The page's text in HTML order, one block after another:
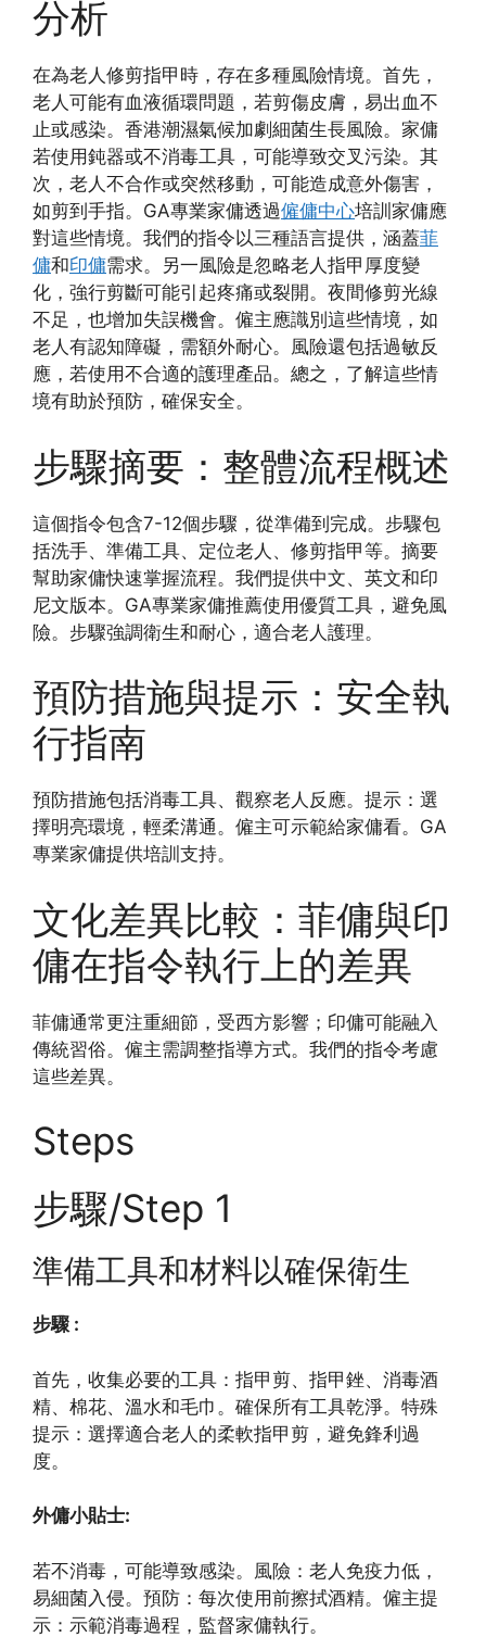
分析
在為老人修剪指甲時，存在多種風險情境。首先，
老人可能有血液循環問題，若剪傷皮膚，易出血不
止或感染。香港潮濕氣候加劇細菌生長風險。家傭
若使用鈍器或不消毒工具，可能導致交叉污染。其
次，老人不合作或突然移動，可能造成意外傷害，
如剪到手指。GA專業家傭透過僱傭中心培訓家傭應
對這些情境。我們的指令以三種語言提供，涵蓋菲
傭和印傭需求。另一風險是忽略老人指甲厚度變
化，強行剪斷可能引起疼痛或裂開。夜間修剪光線
不足，也增加失誤機會。僱主應識別這些情境，如
老人有認知障礙，需額外耐心。風險還包括過敏反
應，若使用不合適的護理產品。總之，了解這些情
境有助於預防，確保安全。
步驟摘要：整體流程概述
這個指令包含7-12個步驟，從準備到完成。步驟包
括洗手、準備工具、定位老人、修剪指甲等。摘要
幫助家傭快速掌握流程。我們提供中文、英文和印
尼文版本。GA專業家傭推薦使用優質工具，避免風
險。步驟強調衛生和耐心，適合老人護理。
預防措施與提示：安全執
行指南
預防措施包括消毒工具、觀察老人反應。提示：選
擇明亮環境，輕柔溝通。僱主可示範給家傭看。GA
專業家傭提供培訓支持。
文化差異比較：菲傭與印
傭在指令執行上的差異
菲傭通常更注重細節，受西方影響；印傭可能融入
傳統習俗。僱主需調整指導方式。我們的指令考慮
這些差異。
Steps
步驟/Step 1
準備工具和材料以確保衛生
步驟 :
首先，收集必要的工具：指甲剪、指甲銼、消毒酒
精、棉花、溫水和毛巾。確保所有工具乾淨。特殊
提示：選擇適合老人的柔軟指甲剪，避免鋒利過
度。
外傭小貼士:
若不消毒，可能導致感染。風險：老人免疫力低，
易細菌入侵。預防：每次使用前擦拭酒精。僱主提
示：示範消毒過程，監督家傭執行。